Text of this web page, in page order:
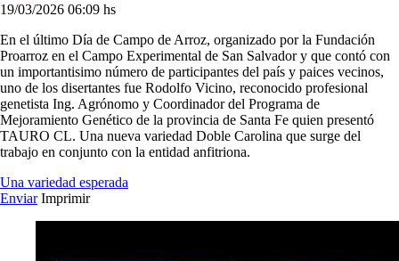
19/03/2026 06:09 hs
En el último Día de Campo de Arroz, organizado por la Fundación
Proarroz en el Campo Experimental de San Salvador y que contó con
un importantisimo número de participantes del país y paices vecinos,
uno de los disertantes fue Rodolfo Vicino, reconocido profesional
genetista Ing. Agrónomo y Coordinador del Programa de
Mejoramiento Genético de la provincia de Santa Fe quien presentó
TAURO CL. Una nueva variedad Doble Carolina que surge del
trabajo en conjunto con la entidad anfitriona.
Una variedad esperada
Enviar Imprimir